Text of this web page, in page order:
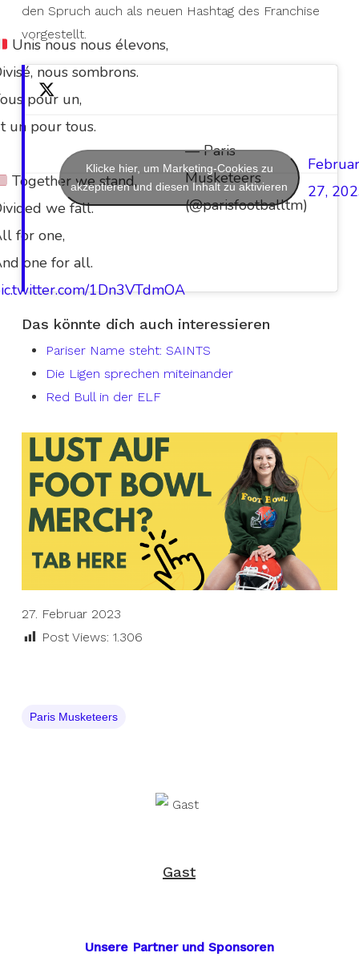
den Spruch auch als neuen Hashtag des Franchise
vorgestellt.
Unis nous nous élevons,
nous sombrons.
pour un,
un pour tous.
Together we stand,
we fall.
for one,
one for all.
1Dn3VTdmOA
— Paris
Musketeers
(@parisfootballtm)
27,
Klicke hier, um Marketing-Cookies zu
akzeptieren und diesen Inhalt zu aktivieren
Das könnte dich auch interessieren
Pariser Name steht: SAINTS
Die Ligen sprechen miteinander
Red Bull in der ELF
27. Februar 2023
Post Views: 1.306
Paris Musketeers
Gast
Unsere Partner und Sponsoren